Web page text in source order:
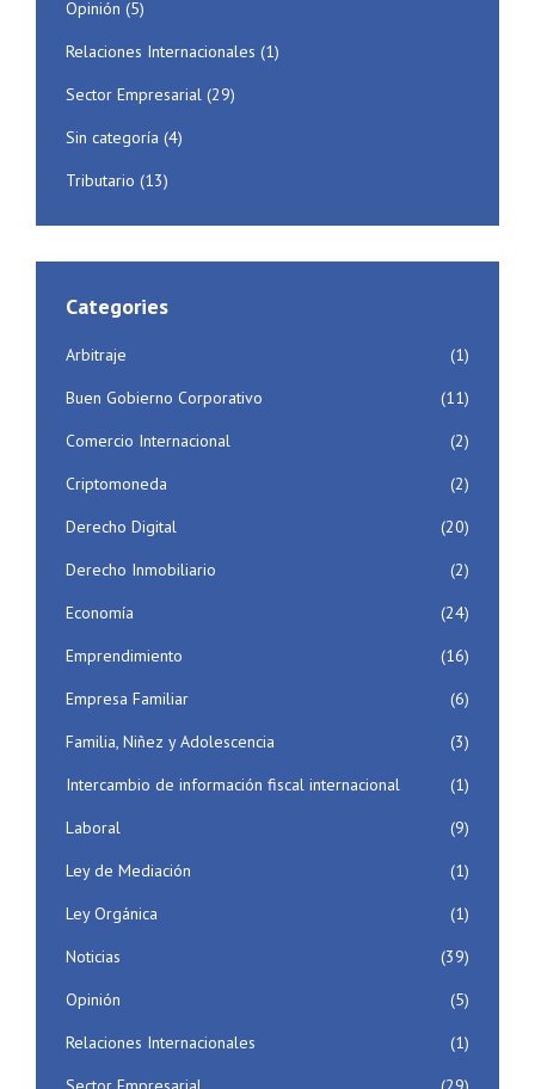
Opinión (5)
Relaciones Internacionales (1)
Sector Empresarial (29)
Sin categoría (4)
Tributario (13)
Categories
Arbitraje
(1)
Buen Gobierno Corporativo
(11)
Comercio Internacional
(2)
Criptomoneda
(2)
Derecho Digital
(20)
Derecho Inmobiliario
(2)
Economía
(24)
Emprendimiento
(16)
Empresa Familiar
(6)
Familia, Niñez y Adolescencia
(3)
Intercambio de información fiscal internacional
(1)
Laboral
(9)
Ley de Mediación
(1)
Ley Orgánica
(1)
Noticias
(39)
Opinión
(5)
Relaciones Internacionales
(1)